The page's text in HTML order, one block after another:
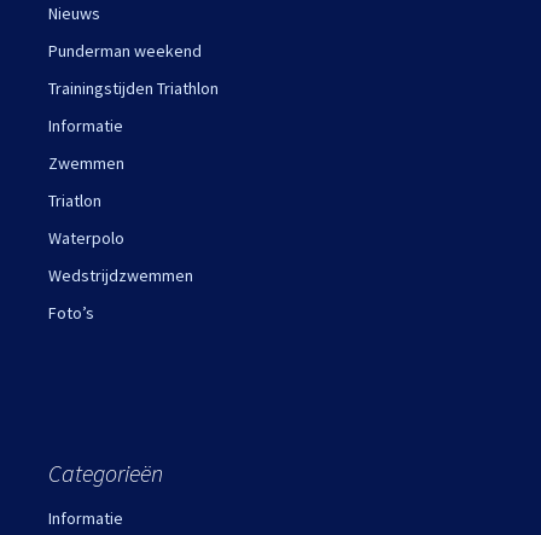
Nieuws
Punderman weekend
Trainingstijden Triathlon
Informatie
Zwemmen
Triatlon
Waterpolo
Wedstrijdzwemmen
Foto’s
Categorieën
Informatie